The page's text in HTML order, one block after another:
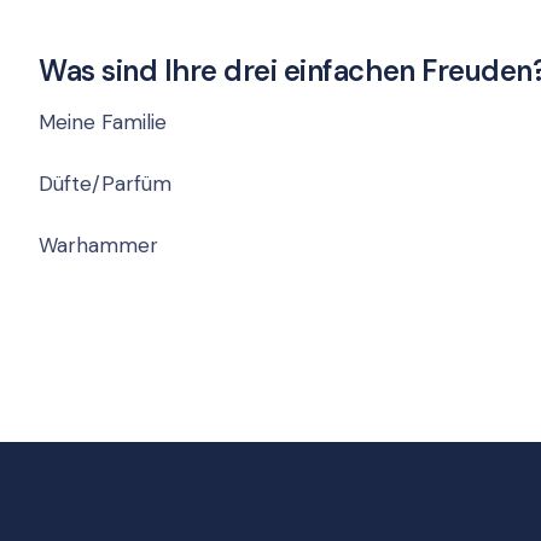
Was sind Ihre drei einfachen
Meine Familie
Düfte/Parfüm
Warhammer